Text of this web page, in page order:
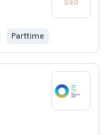
Parttime